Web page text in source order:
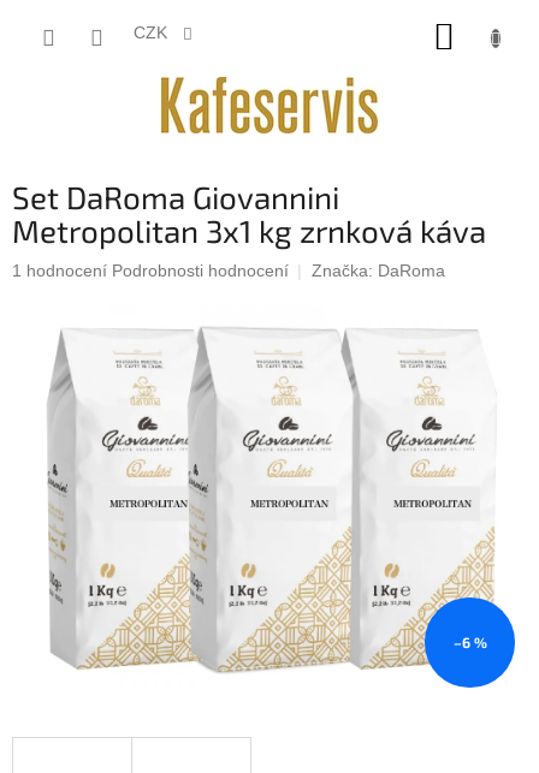
CZK
Set DaRoma Giovannini
Metropolitan 3x1 kg zrnková káva
Průměrné
1 hodnocení Podrobnosti hodnocení Značka: DaRoma
–6 %